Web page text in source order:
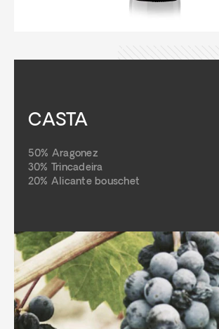
CASTA
50% Aragonez
30% Trincadeira
20% Alicante bouschet